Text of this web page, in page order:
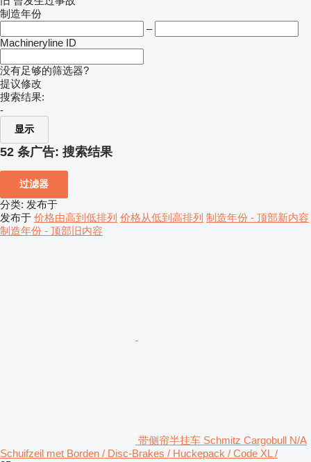
制造年份
–
Machineryline ID
没有足够的筛选器?
提议修改
搜索结果:
-
显示
52 条广告: 搜索结果
过滤器
分类: 发布于
发布于 价格由高到低排列 价格从低到高排列 制造年份 - 顶部新内容
制造年份 - 顶部旧内容
带侧帘半挂车 Schmitz Cargobull N/A
Schuifzeil met Borden / Disc-Brakes / Huckepack / Code XL /